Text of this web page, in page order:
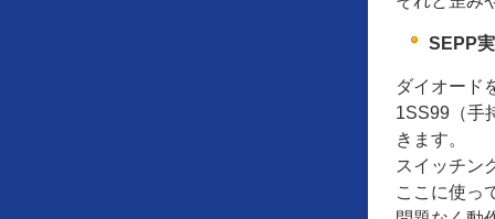
SEPP
ダイオード
1SS99（手
きます。
スイッチン
ここに使っ